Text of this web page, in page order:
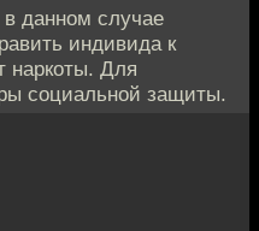
данном случае
индивида к
наркоты. Для
социальной защиты.